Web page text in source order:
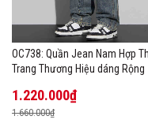
OC738: Quần Jean Nam Hợp
Trang Thương Hiệu dáng Rộng
1.220.000₫
1.660.000₫